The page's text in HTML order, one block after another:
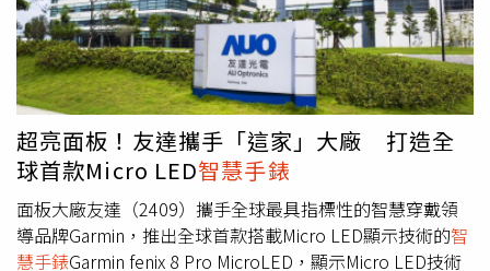
幕放大至6.3吋。在配件方面，蘋果將以新材質保護殼取代
爭議不斷的FineWoven，並針對iPhone 17 Air設計專屬保險
槓式殼。Pro系列傳聞新增橘色，Air與標準版則以更亮眼的
色系吸引目光。智慧手錶部分，Apple Watch Ultra 3將是主
角，傳聞配備更大螢幕、S11晶片，並支援5G RedCap與衛
星緊急通訊，直攻佳明（Garmin）的戶外市場。Apple
Watch Series 11僅在亮度與顏色上微調，入門款SE則放大
螢幕並換上更快處理器。音訊裝置AirPods Pro 3也將亮
相，除導入心率偵測，更有望搭載即時翻譯功能，結合
「Apple Intelligence」的跨裝置AI能力，讓跨語言對話成
超亮面板！友達攜手「這家」大廠 打造全
球首款Micro LED智慧手錶
面板大廠友達（2409）攜手全球最具指標性的智慧穿戴領
導品牌Garmin，推出全球首款搭載Micro LED顯示技術的智
慧手錶Garmin fenix 8 Pro MicroLED，顯示Micro LED技術